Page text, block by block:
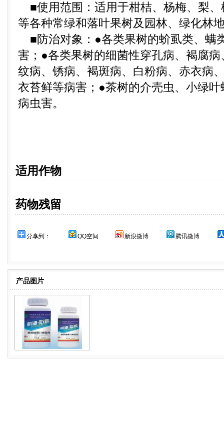
■使用范围：适用于柑桔、杨梅、梨、
等各种常绿和落叶果树及园林、绿化林
■防治对象：●各类果树的蚧虱类、螨
害；●各类果树的细菌性穿孔病、褐腐
纹病、锈病、褐斑病、白粉病、赤衣
衣苔鲜等病害；●茶树的介壳虫、小绿
病虫害。
适用作物
药物残留
分享到： QQ空间 新浪微博 腾讯微博
产品图片